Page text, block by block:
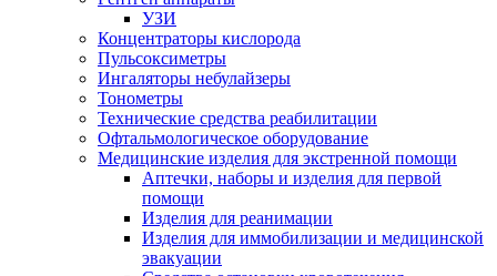
УЗИ
Концентраторы кислорода
Пульсоксиметры
Ингаляторы небулайзеры
Тонометры
Технические средства реабилитации
Офтальмологическое оборудование
Медицинские изделия для экстренной помощи
Аптечки, наборы и изделия для первой
помощи
Изделия для реанимации
Изделия для иммобилизации и медицинской
эвакуации